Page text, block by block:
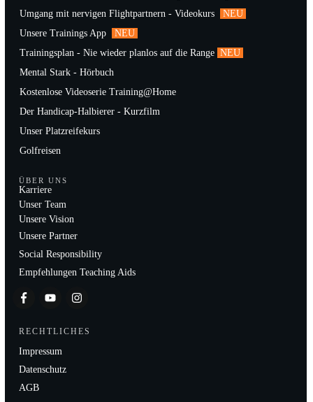
Umgang mit nervigen Flightpartnern - Videokurs
NEU
Unsere Trainings App
NEU
Trainingsplan - Nie wieder planlos auf die Range NEU
Mental Stark - Hörbuch
Kostenlose Videoserie Training@Home
Der Handicap-Halbierer - Kurzfilm
Unser Platzreifekurs
Golfreisen
ÜBER UNS
Karriere
Unser Team
Unsere Vision
Unsere Partner
Social Responsibility
Empfehlungen Teaching Aids
RECHTLICHES
Impressum
Datenschutz
AGB